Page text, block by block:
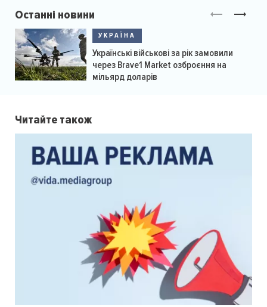
Останні новини
УКРАЇНА
Українські військові за рік замовили
через Brave1 Market озброєння на
мільярд доларів
Читайте також